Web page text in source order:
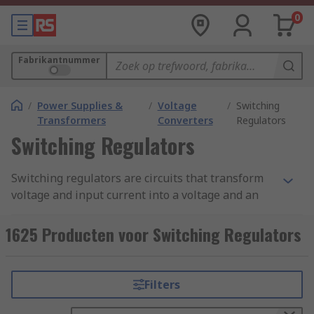
0
Fabrikantnummer
/ Power Supplies &
Transformers
/ Voltage
Converters
/ Switching
Regulators
Switching Regulators
Switching regulators are circuits that transform
voltage and input current into a voltage and an
the system, compensating for variations in the
load and input voltage. They regulate energy
within the circuit limits.
1625 Producten voor Switching Regulators
Filters